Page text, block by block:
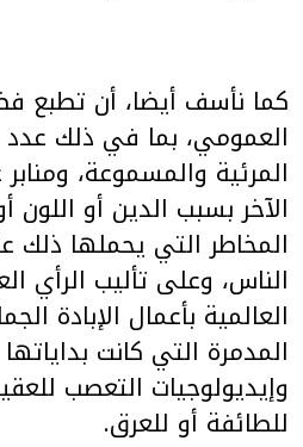
كما نأسف أيضا، أن تطبع
العمومي، بما في ذلك عدد
المرئية والمسموعة،
الآخر بسبب الدين أو اللون
المخاطر التي يحملها
الناس، وعلى تأليب الرأي
العالمية بأعمال الإبادة
المدمرة التي كانت
وإيديولوجيات التعصب
للطائفة أو للعرق.